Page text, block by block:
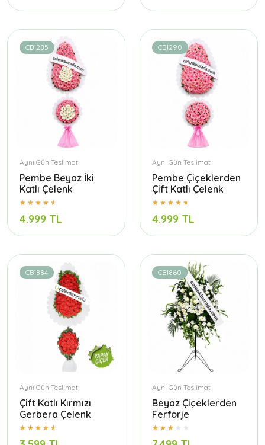
CB1285
Aynı Gün Teslimat
Pembe Beyaz İki
Katlı Çelenk
4.999 TL
CB1290
Aynı Gün Teslimat
Pembe Çiçeklerden
Çift Katlı Çelenk
4.999 TL
CB1884
Aynı Gün Teslimat
Çift Katlı Kırmızı
Gerbera Çelenk
CB1860
Aynı Gün Teslimat
Beyaz Çiçeklerden
Ferforje